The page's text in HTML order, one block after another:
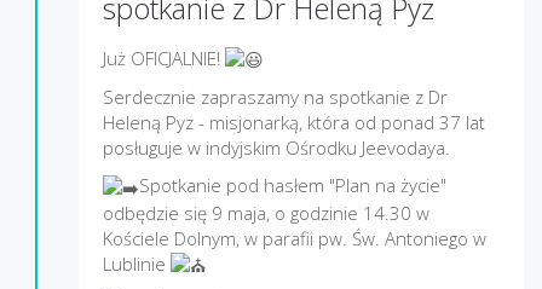
Już OFICJALNIE!
Serdecznie zapraszamy na spotkanie z Dr
Heleną Pyz - misjonarką, która od ponad 37 lat
posługuje w indyjskim Ośrodku Jeevodaya.
Spotkanie pod hasłem "Plan na życie"
odbędzie się 9 maja, o godzinie 14.30 w
Kościele Dolnym, w parafii pw. Św. Antoniego w
Lublinie